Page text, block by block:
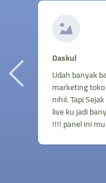
Daskul
Udah banyak
marketing
nihil. Tapi
live ku jadi
!!!! panel ini